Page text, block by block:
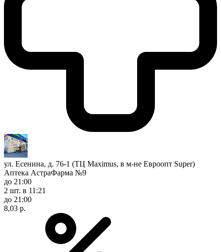
ул. Есенина, д. 76-1 (ТЦ Maximus, в м-не Евроопт Super)
Аптека АстраФарма №9
до 21:00
2 шт. в 11:21
до 21:00
8,03 р.